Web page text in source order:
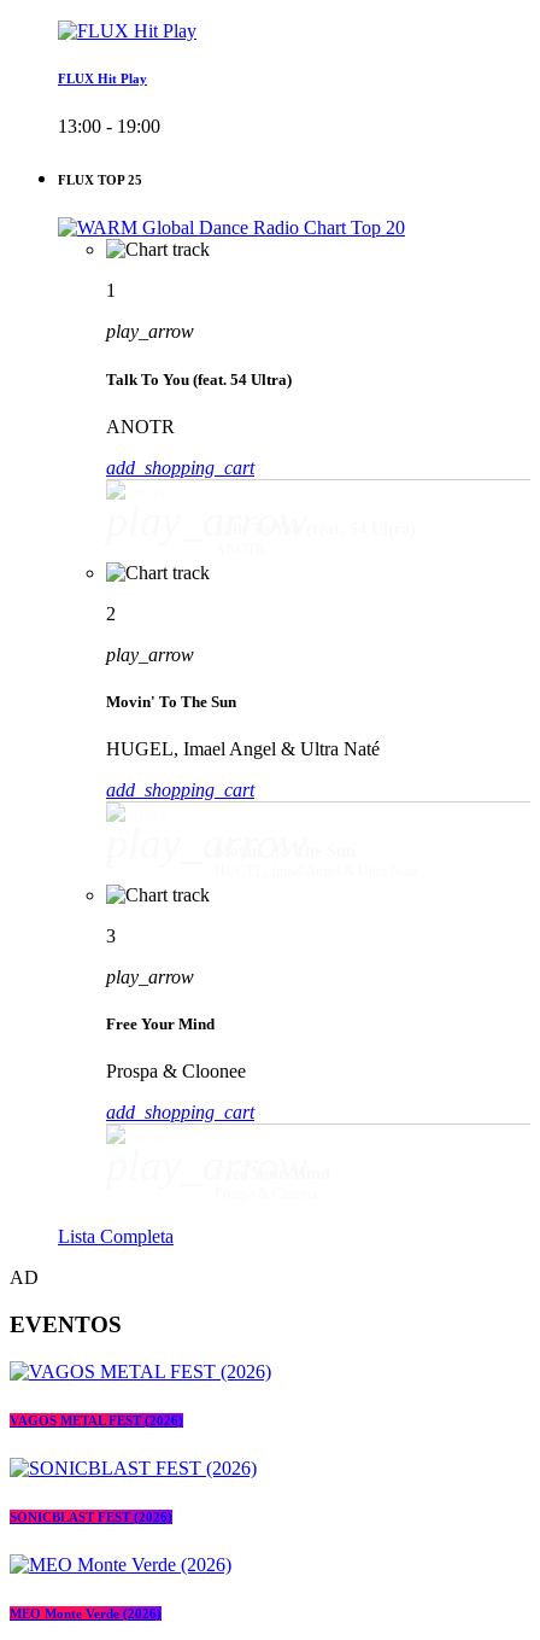
FLUX Hit Play
13:00 - 19:00
FLUX TOP 25
1
play_arrow
Talk To You (feat. 54 Ultra)
ANOTR
add_shopping_cart
2
play_arrow
Movin' To The Sun
HUGEL, Imael Angel & Ultra Naté
add_shopping_cart
3
play_arrow
Free Your Mind
Prospa & Cloonee
add_shopping_cart
Lista Completa
AD
EVENTOS
VAGOS METAL FEST (2026)
SONICBLAST FEST (2026)
MEO Monte Verde (2026)